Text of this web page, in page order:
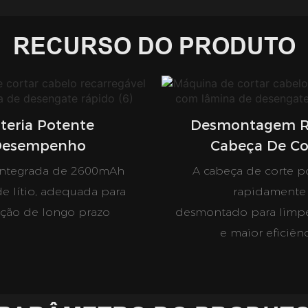
RECURSO DO PRODUTO
Potente
de 2600mAh
lítio, adequada para
de longo prazo
Desmontagem
Cabeça De
A cabeça de corte
rapidamente
desmontado para
e maior